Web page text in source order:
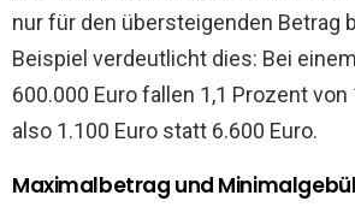
nur für den übersteigenden Betrag
Beispiel verdeutlicht dies: Bei
600.000 Euro fallen 1,1 Prozent von
also 1.100 Euro statt 6.600 Euro.
Maximalbetrag und